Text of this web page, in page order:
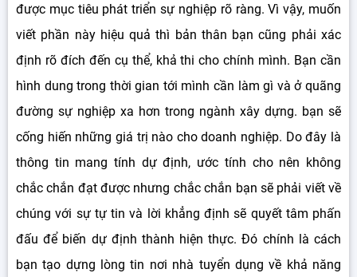
được mục tiêu phát triển sự nghiệp rõ ràng. Vì vậy, muốn
viết phần này hiệu quả thì bản thân bạn cũng phải xác
định rõ đích đến cụ thể, khả thi cho chính mình. Bạn cần
hình dung trong thời gian tới mình cần làm gì và ở quãng
đường sự nghiệp xa hơn trong ngành xây dựng. bạn sẽ
cống hiến những giá trị nào cho doanh nghiệp. Do đây là
thông tin mang tính dự định, ước tính cho nên không
chắc chắn đạt được nhưng chắc chắn bạn sẽ phải viết về
chúng với sự tự tin và lời khẳng định sẽ quyết tâm phấn
đấu để biến dự định thành hiện thực. Đó chính là cách
bạn tạo dựng lòng tin nơi nhà tuyển dụng về khả năng